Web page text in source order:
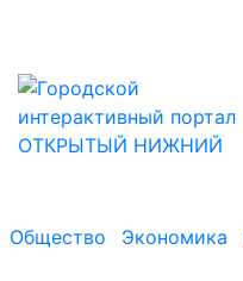
Общество Экономика